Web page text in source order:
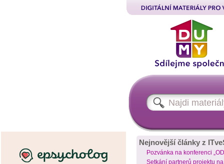
Nejnovější články z
Pozvánka na konferenci
Setkání partnerů projektu